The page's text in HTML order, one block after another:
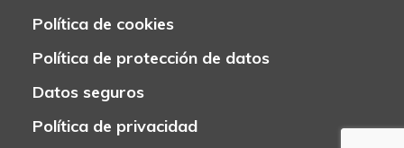
Política de cookies
Política de protección de datos
Datos seguros
Política de privacidad